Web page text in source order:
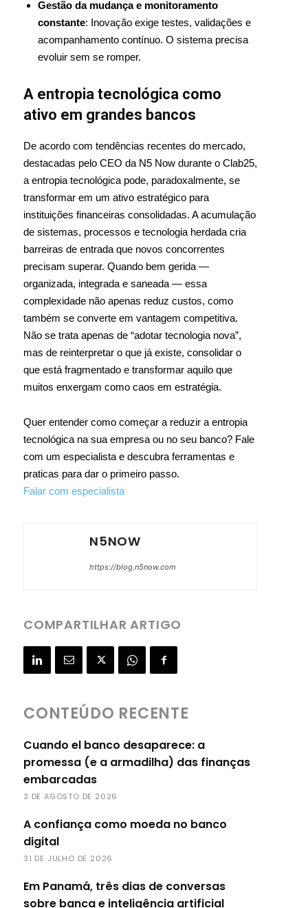
Gestão da mudança e monitoramento
constante: Inovação exige testes, validações e
acompanhamento contínuo. O sistema precisa
evoluir sem se romper.
A entropia tecnológica como
ativo em grandes bancos
De acordo com tendências recentes do mercado,
destacadas pelo CEO da N5 Now durante o Clab25,
a entropia tecnológica pode, paradoxalmente, se
transformar em um ativo estratégico para
instituições financeiras consolidadas. A acumulação
de sistemas, processos e tecnologia herdada cria
barreiras de entrada que novos concorrentes
precisam superar. Quando bem gerida —
organizada, integrada e saneada — essa
complexidade não apenas reduz custos, como
também se converte em vantagem competitiva.
Não se trata apenas de “adotar tecnologia nova”,
mas de reinterpretar o que já existe, consolidar o
que está fragmentado e transformar aquilo que
muitos enxergam como caos em estratégia.
Quer entender como começar a reduzir a entropia
tecnológica na sua empresa ou no seu banco? Fale
com um especialista e descubra ferramentas e
praticas para dar o primeiro passo.
Falar com especialista
N5NOW
https://blog.n5now.com
COMPARTILHAR ARTIGO
CONTEÚDO RECENTE
Cuando el banco desaparece: a
promessa (e a armadilha) das finanças
embarcadas
3 DE AGOSTO DE 2026
A confiança como moeda no banco
digital
31 DE JULHO DE 2026
Em Panamá, três dias de conversas
sobre banca e inteligência artificial